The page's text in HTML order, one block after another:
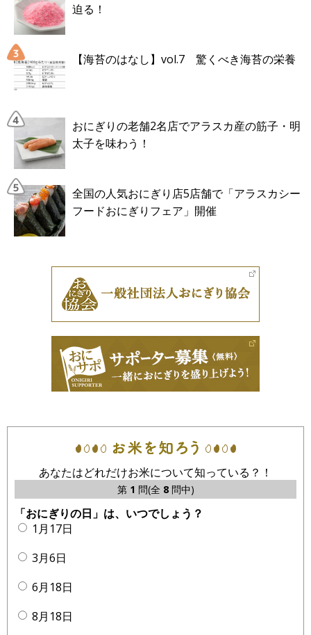
迫る！
【海苔のはなし】vol.7 驚くべき海苔の栄養
おにぎりの老舗2名店でアラスカ産の筋子・明
太子を味わう！
全国の人気おにぎり店5店舗で「アラスカシー
フードおにぎりフェア」開催
あなたはどれだけお米について知っている？！
第 1 問(全 8問中)
「おにぎりの日」は、いつでしょう？
1月17日
3月6日
6月18日
8月18日